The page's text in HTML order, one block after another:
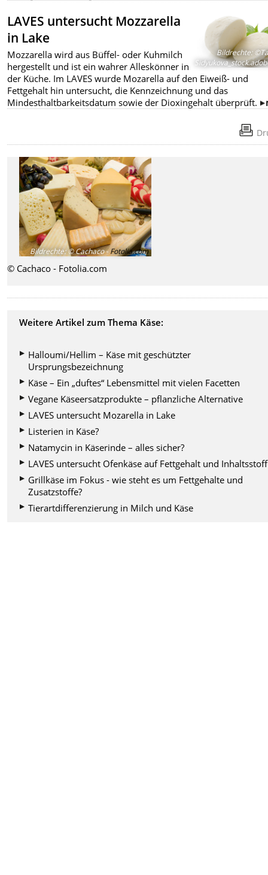
Bildrechte:
LAVES untersucht Mozzarella
in Lake
Mozzarella wird aus Büffel- oder Kuhmilch
hergestellt und ist ein wahrer Alleskönner in
der Küche. Im LAVES wurde Mozarella auf den Eiweiß- und
Fettgehalt hin untersucht, die Kennzeichnung und das
Mindesthaltbarkeitsdatum sowie der Dioxingehalt überprüft.
Bildrechte:© Cachaco -Fotolia.com
© Cachaco - Fotolia.com
Weitere Artikel zum Thema Käse:
Halloumi/Hellim – Käse mit geschützter
Ursprungsbezeichnung
Käse – Ein „duftes“ Lebensmittel mit vielen Facetten
Vegane Käseersatzprodukte – pflanzliche Alternative
LAVES untersucht Mozarella in Lake
Listerien in Käse?
Natamycin in Käserinde – alles sicher?
LAVES untersucht Ofenkäse auf Fettgehalt und
Grillkäse im Fokus - wie steht es um Fettgehalte und
Zusatzstoffe?
Tierartdifferenzierung in Milch und Käse